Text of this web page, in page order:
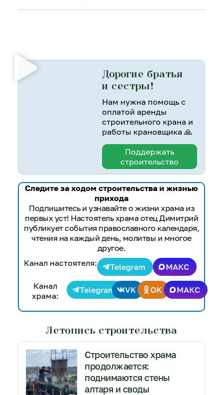
Дорогие братья
и сестры!
Нам нужна помощь с
оплатой аренды
строительного крана и
работы крановщика 🙏
Поддержать
строительство
Следите за ходом строительства и жизнью
прихода
Подпишитесь и узнавайте о жизни храма из
первых уст! Настоятель храма отец Димитрий
публикует события православного календаря,
чтения на каждый день, молитвы и многое
другое.
Канал настоятеля:
Telegram
МАКС
Канал
храма:
Telegram VK OK МАКС
Летопись строительства
Строительство храма
продолжается:
поднимаются стены
алтаря и своды